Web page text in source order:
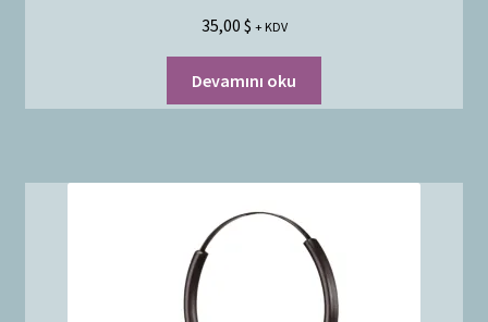
35,00 $ + KDV
Devamını oku